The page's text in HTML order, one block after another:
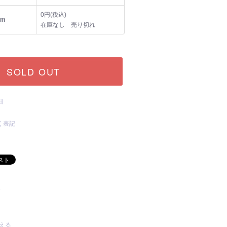
0円(税込)
在庫なし 売り切れ
SOLD OUT
表記
る